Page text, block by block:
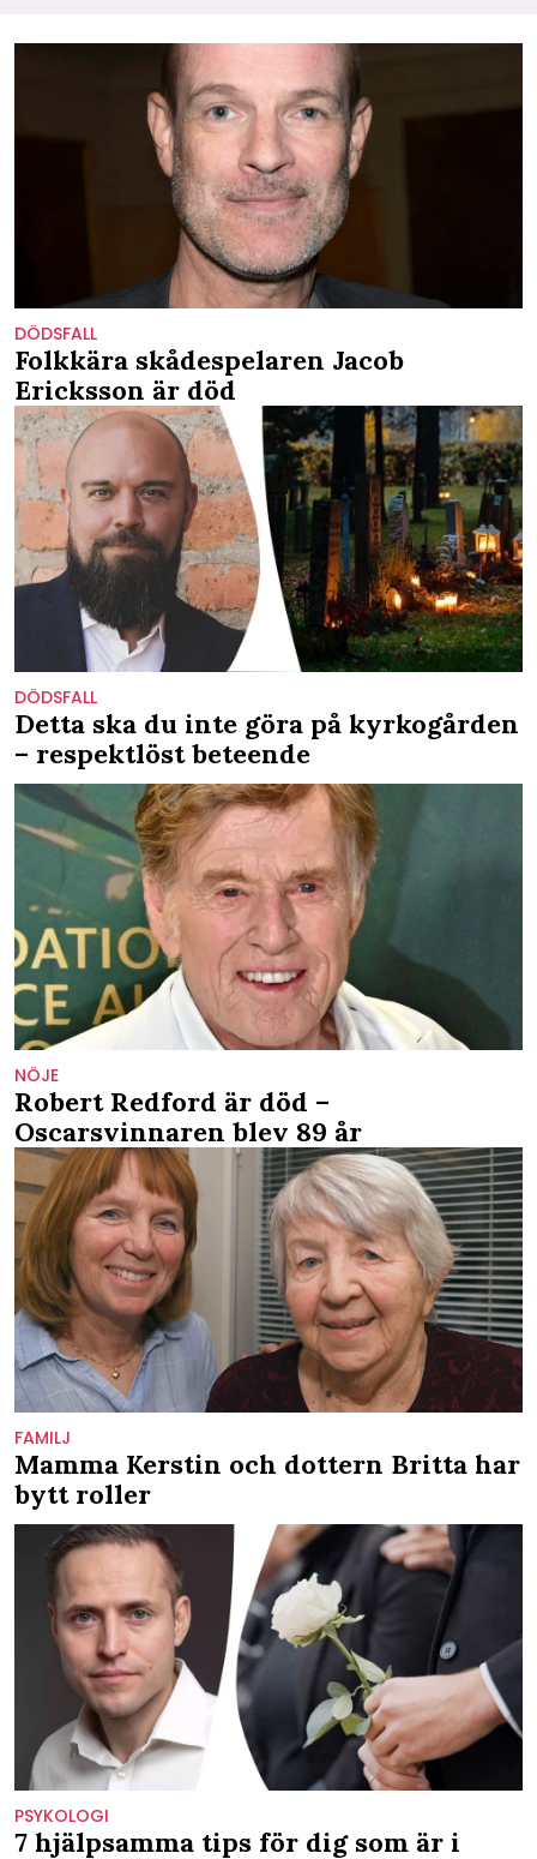
DÖDSFALL
Folkkära skådespelaren Jacob
Ericksson är död
DÖDSFALL
Detta ska du inte göra på kyrkogården
– respektlöst beteende
NÖJE
Robert Redford är död –
Oscarsvinnaren blev 89 år
FAMILJ
Mamma Kerstin och dottern Britta har
bytt roller
PSYKOLOGI
7 hjälpsamma tips för dig som är i